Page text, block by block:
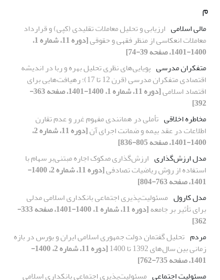
م
مالی اسلامی ارزیابی و تحلیل معاملات تقلیدی (کپی) و قرارداد
معاملات انعکاسی از منظر فقهی و حقوقی
[دوره 11، شماره 1،
1400-1401، صفحه 39-74]
متفکران مدرسی پویایی‌های نظری تحلیل بهره و ربا در اندیشه
اقتصادی متفکران مدرسی (قرن 12 تا 17)؛ رهیافت‌هایی برای
اقتصاد اسلامی
[دوره 11، شماره 1، 1400-1401، صفحه 363-
392]
مخاطره اخلاقی تأملی در همانندی مفهوم غرر و عدم تقارن
اطلاعات در عقد بیمه و ضمانت اجرای آن
[دوره 11، شماره 2،
1400-1401، صفحه 805-836]
مدل ارزش‌گذاری ارزش‌گذاری صکوک ‌اجاره مبتنی‌بر سهام با
استفاده از روش ریاضیات‌ تصادفی
[دوره 11، شماره 2، 1400-
1401، صفحه 763-804]
مدل کارول مسئولیت‌پذیری اجتماعی بانکداری اسلامی مدلی
برای تأثیر بر جامعه
[دوره 11، شماره 1، 1400-1401، صفحه 333-
362]
مردم تحلیل گفتمان دولت جمهوری اسلامی ایران و بورس در بازه
زمانی بین سال‌های 1392 تا 1400
[دوره 11، شماره 2، 1400-
1401، صفحه 735-762]
مسئولیت اجتماعی مسئولیت‌پذیری اجتماعی بانکداری اسلامی